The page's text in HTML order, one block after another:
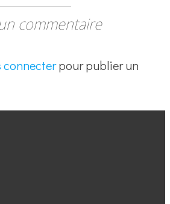
commentaire
connecterpour publier un